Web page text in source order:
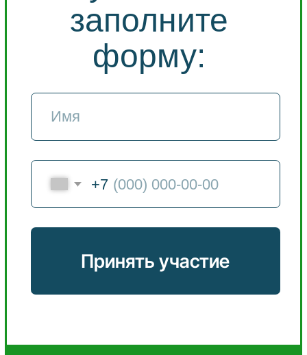
“10 ошибок при
очищении, которые
совершают 90%
людей”